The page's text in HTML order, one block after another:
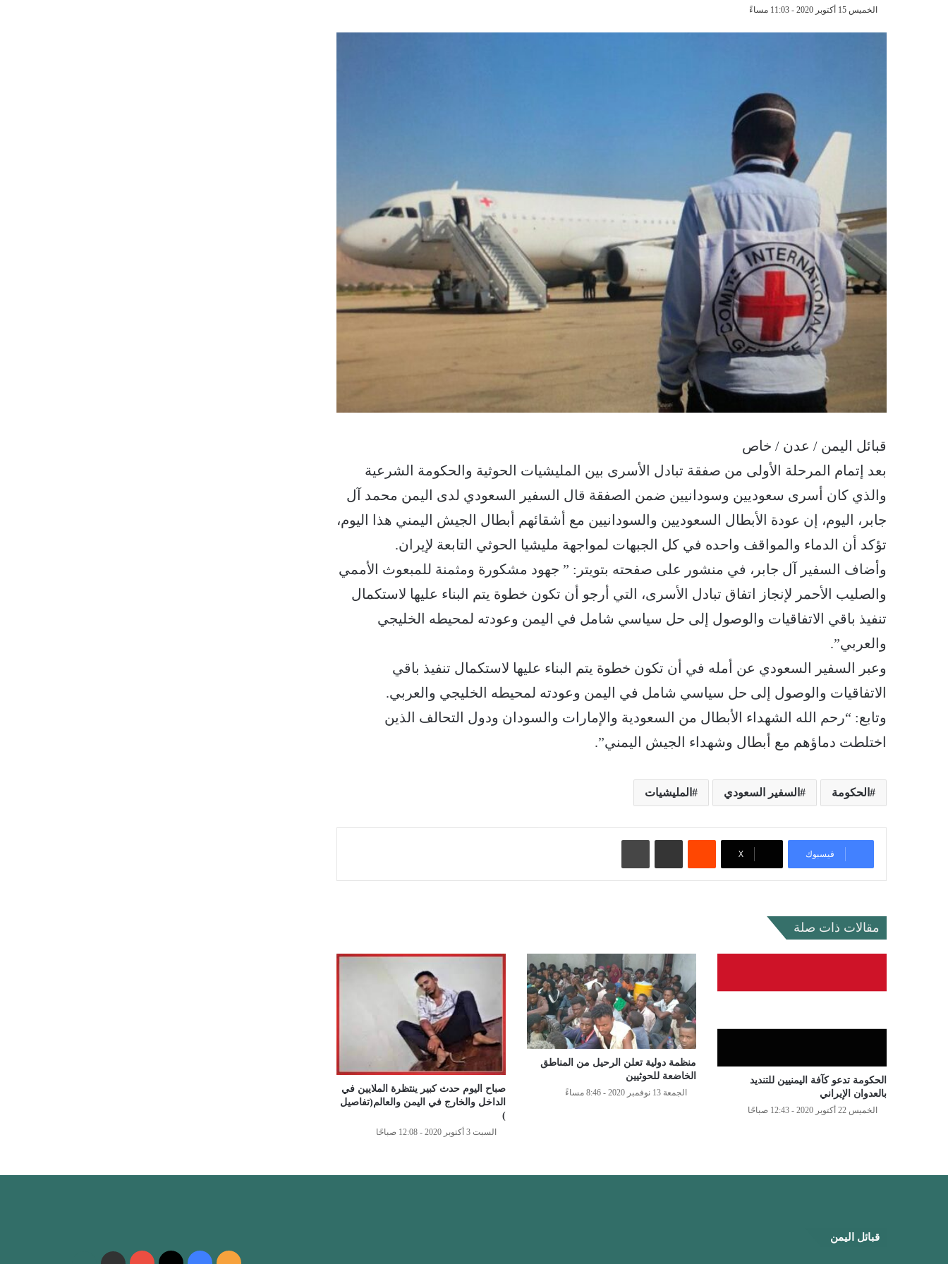
الخميس 15 أكتوبر 2020 - 11:03 مساءً
قبائل اليمن / عدن / خاص
بعد إتمام المرحلة الأولى من صفقة تبادل الأسرى بين المليشيات الحوثية والحكومة الشرعية
والذي كان أسرى سعوديين وسودانيين ضمن الصفقة قال السفير السعودي لدى اليمن محمد آل
جابر، اليوم، إن عودة الأبطال السعوديين والسودانيين مع أشقائهم أبطال الجيش اليمني هذا اليوم،
تؤكد أن الدماء والمواقف واحده في كل الجبهات لمواجهة مليشيا الحوثي التابعة لإيران.
وأضاف السفير آل جابر، في منشور على صفحته بتويتر: ” جهود مشكورة ومثمنة للمبعوث الأممي
والصليب الأحمر لإنجاز اتفاق تبادل الأسرى، التي أرجو أن تكون خطوة يتم البناء عليها لاستكمال
تنفيذ باقي الاتفاقيات والوصول إلى حل سياسي شامل في اليمن وعودته لمحيطه الخليجي
والعربي”.
وعبر السفير السعودي عن أمله في أن تكون خطوة يتم البناء عليها لاستكمال تنفيذ باقي
الاتفاقيات والوصول إلى حل سياسي شامل في اليمن وعودته لمحيطه الخليجي والعربي.
وتابع: “رحم الله الشهداء الأبطال من السعودية والإمارات والسودان ودول التحالف الذين
اختلطت دماؤهم مع أبطال وشهداء الجيش اليمني”.
الحكومة السفير السعودي المليشيات
فيسبوك ‫X
مقالات ذات صلة
الحكومة تدعو كآفة اليمنيين للتنديد
بالعدوان الإيراني
الخميس 22 أكتوبر 2020 - 12:43 صباحًا
منظمة دولية تعلن الرحيل من المناطق
الخاضعة للحوثيين
الجمعة 13 نوفمبر 2020 - 8:46 مساءً
صباح اليوم حدث كبير ينتظرة الملايين في
الداخل والخارج في اليمن والعالم(تفاصيل
)
السبت 3 أكتوبر 2020 - 12:08 صباحًا
قبائل اليمن